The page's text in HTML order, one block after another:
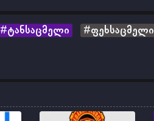
#ტანსაცმელი #ფეხსაცმელი